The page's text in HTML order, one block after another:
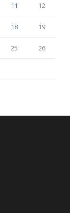
11 12
18 19
25 26